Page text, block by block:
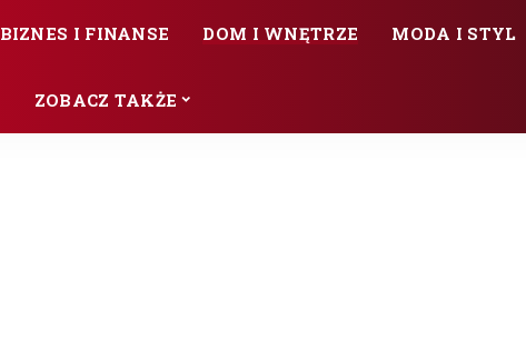
BIZNES I FINANSE DOM I WNĘTRZE MODA I STYL
ZOBACZ TAKŻE